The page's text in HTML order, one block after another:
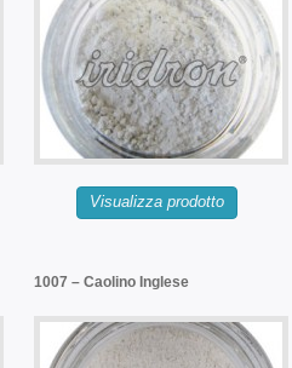
Visualizza prodotto
1007 – Caolino Inglese